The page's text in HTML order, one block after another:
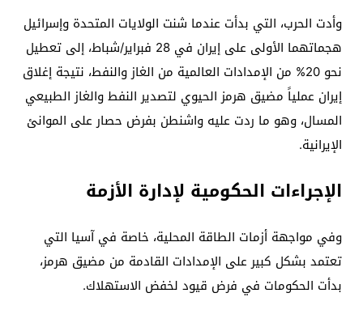
وأدت الحرب، التي بدأت عندما شنت الولايات المتحدة وإسرائيل
هجماتهما الأولى على إيران في 28 فبراير/شباط، إلى تعطيل
نحو 20% من الإمدادات العالمية من الغاز والنفط، نتيجة إغلاق
إيران عملياً مضيق هرمز الحيوي لتصدير النفط والغاز الطبيعي
المسال، وهو ما ردت عليه واشنطن بفرض حصار على الموانئ
الإيرانية.
الإجراءات الحكومية لإدارة الأزمة
وفي مواجهة أزمات الطاقة المحلية، خاصة في آسيا التي
تعتمد بشكل كبير على الإمدادات القادمة من مضيق هرمز،
بدأت الحكومات في فرض قيود لخفض الاستهلاك.